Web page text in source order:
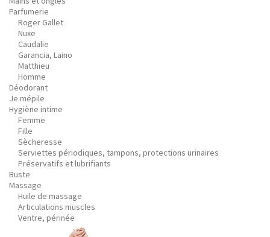
Parfumerie
Roger Gallet
Nuxe
Caudalie
Garancia, Laino
Matthieu
Homme
Déodorant
Je mépile
Hygiène intime
Femme
Fille
Sècheresse
Serviettes périodiques, tampons, protections urinaires
Préservatifs et lubrifiants
Buste
Massage
Huile de massage
Articulations muscles
Ventre, périnée